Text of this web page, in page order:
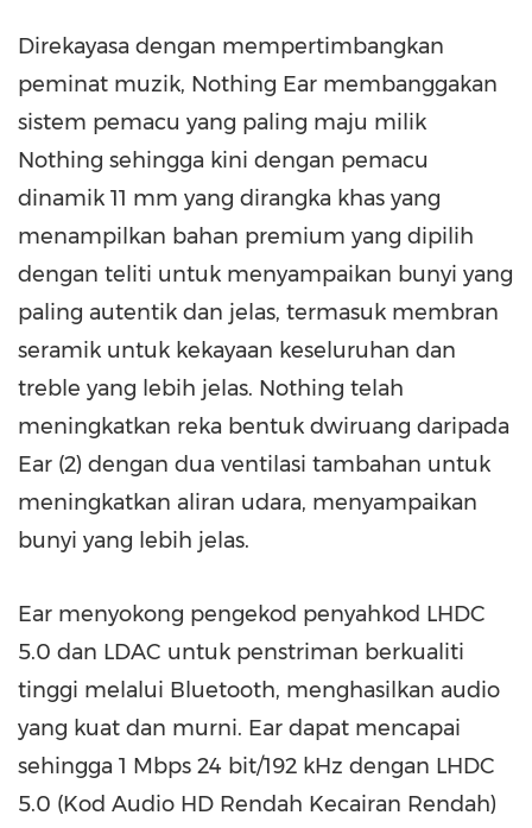
Direkayasa dengan mempertimbangkan
peminat muzik, Nothing Ear membanggakan
sistem pemacu yang paling maju milik
Nothing sehingga kini dengan pemacu
dinamik 11 mm yang dirangka khas yang
menampilkan bahan premium yang dipilih
dengan teliti untuk menyampaikan bunyi yang
paling autentik dan jelas, termasuk membran
seramik untuk kekayaan keseluruhan dan
treble yang lebih jelas. Nothing telah
meningkatkan reka bentuk dwiruang daripada
Ear (2) dengan dua ventilasi tambahan untuk
meningkatkan aliran udara, menyampaikan
bunyi yang lebih jelas.
Ear menyokong pengekod penyahkod LHDC
5.0 dan LDAC untuk penstriman berkualiti
tinggi melalui Bluetooth, menghasilkan audio
yang kuat dan murni. Ear dapat mencapai
sehingga 1 Mbps 24 bit/192 kHz dengan LHDC
5.0 (Kod Audio HD Rendah Kecairan Rendah)